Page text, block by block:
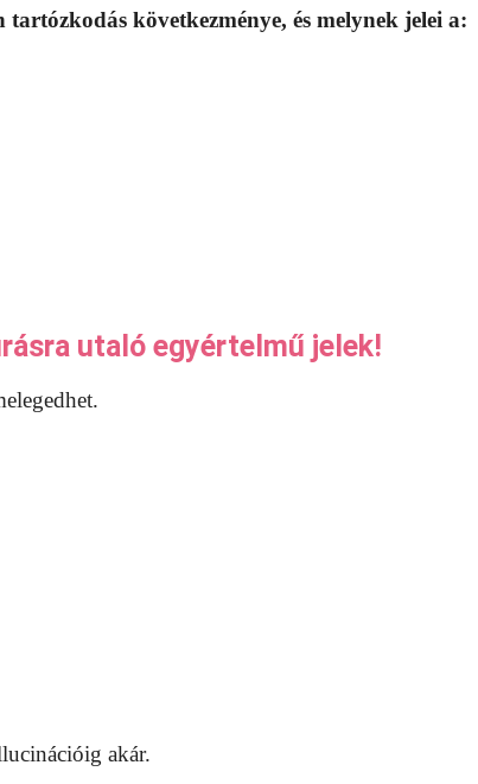
tartózkodás következménye, és melynek jelei a:
utaló egyértelmű jelek!
akár.